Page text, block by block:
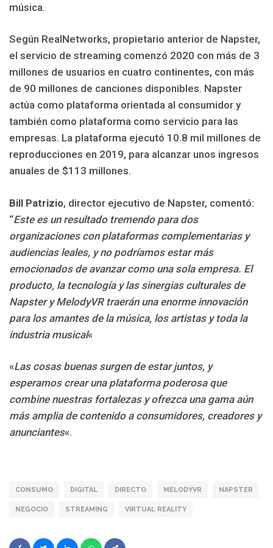
música.
Según RealNetworks, propietario anterior de Napster,
el servicio de streaming comenzó 2020 con más de 3
millones de usuarios en cuatro continentes, con más
de 90 millones de canciones disponibles. Napster
actúa como plataforma orientada al consumidor y
también como plataforma como servicio para las
empresas. La plataforma ejecutó 10.8 mil millones de
reproducciones en 2019, para alcanzar unos ingresos
anuales de $113 millones.
Bill Patrizio, director ejecutivo de Napster, comentó:
“Este es un resultado tremendo para dos
organizaciones con plataformas complementarias y
audiencias leales, y no podríamos estar más
emocionados de avanzar como una sola empresa. El
producto, la tecnología y las sinergias culturales de
Napster y MelodyVR traerán una enorme innovación
para los amantes de la música, los artistas y toda la
industria musical«
«Las cosas buenas surgen de estar juntos, y
esperamos crear una plataforma poderosa que
combine nuestras fortalezas y ofrezca una gama aún
más amplia de contenido a consumidores, creadores y
anunciantes«.
CONSUMO DIGITAL DIRECTO MELODYVR NAPSTER
NEGOCIO STREAMING VIRTUAL REALITY